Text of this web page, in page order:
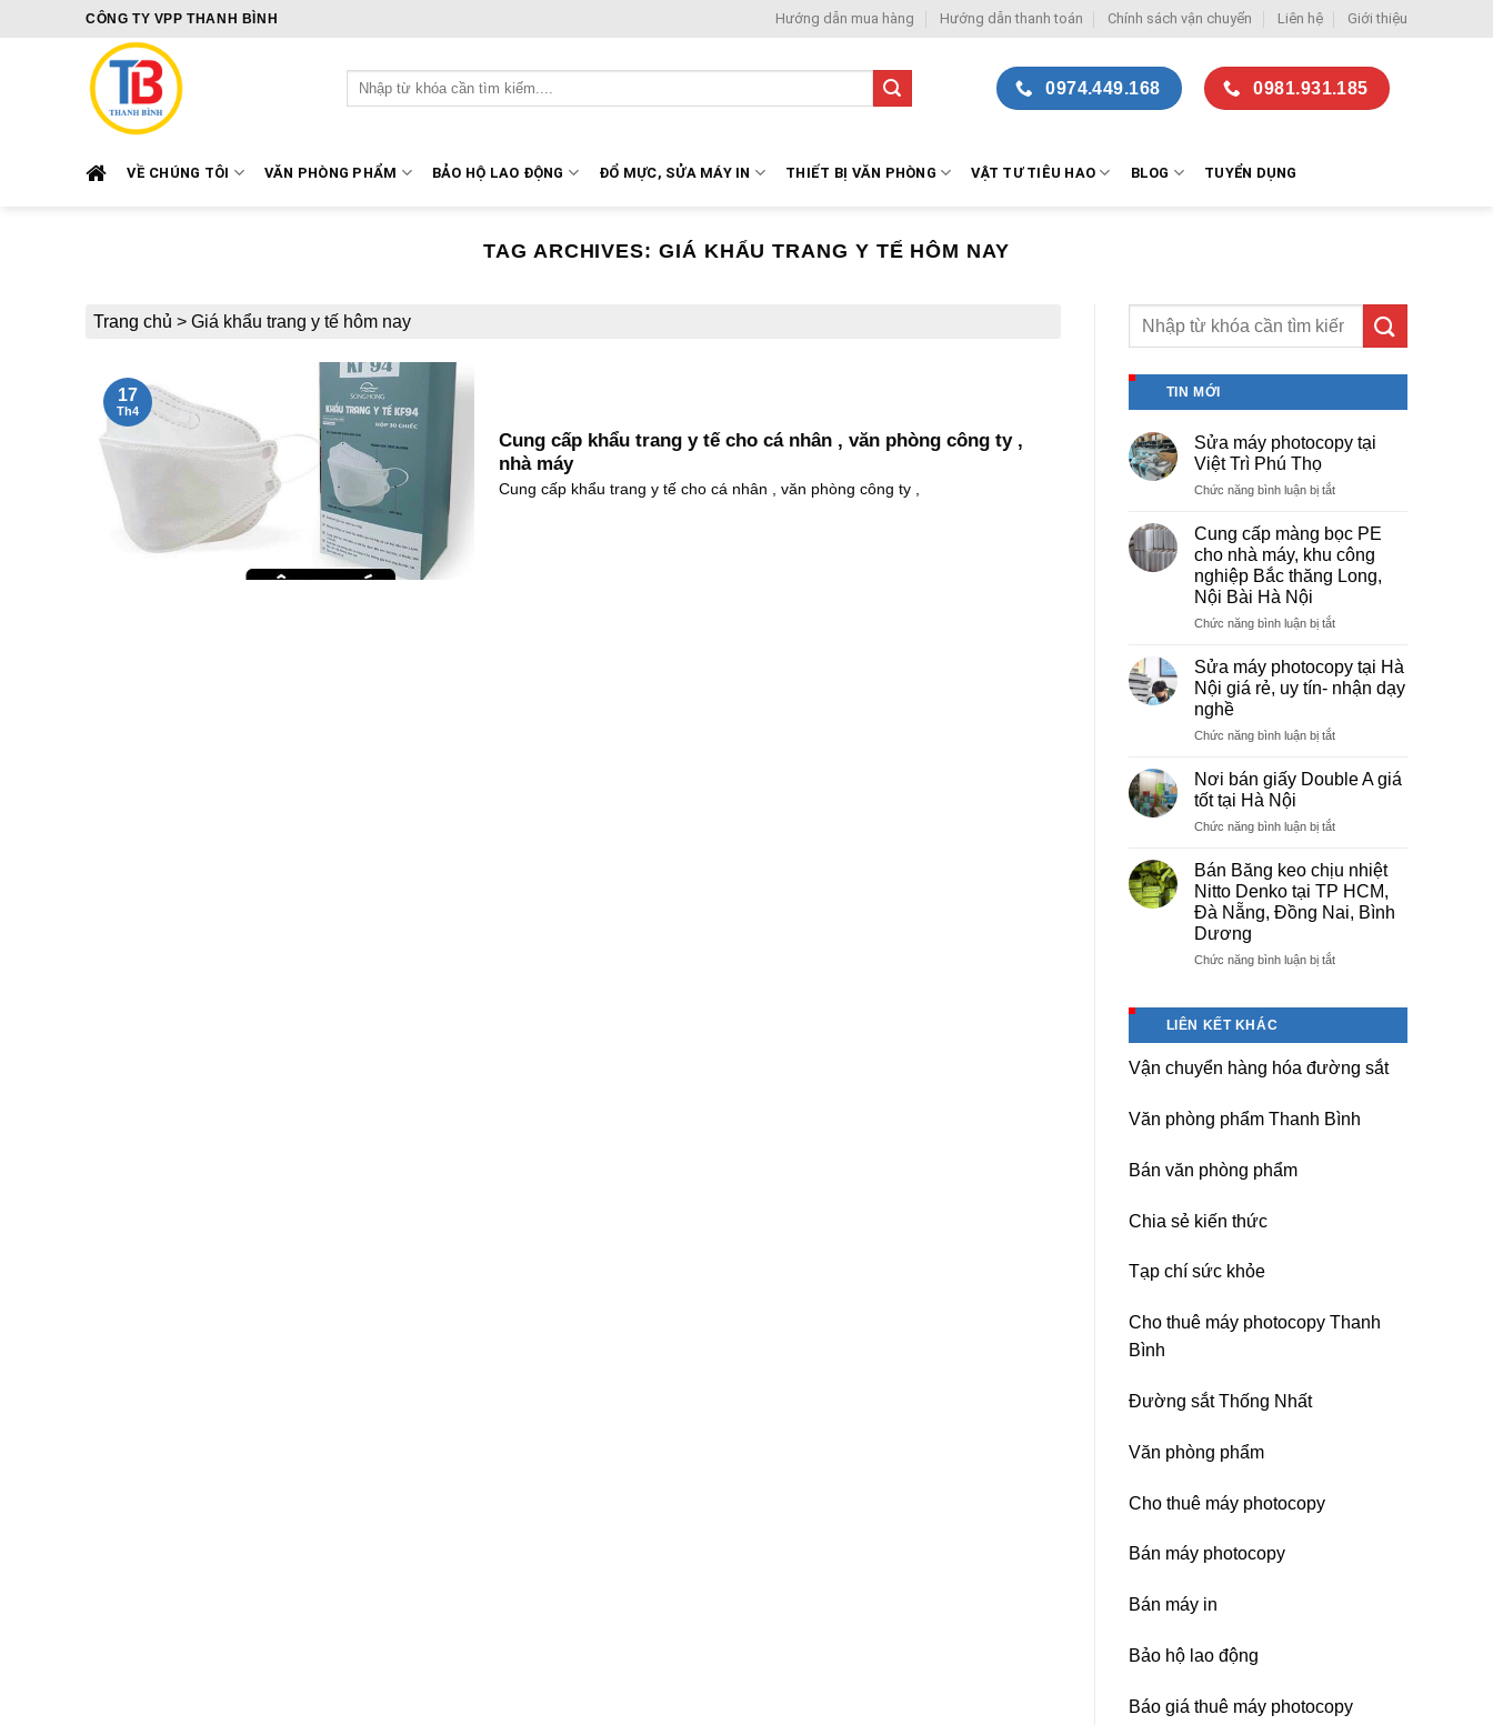
CÔNG TY VPP THANH BÌNH Hướng dẫn mua hàng Hướng dẫn thanh toán Chính sách vận chuyển Liên hệ Giới thiệu
Tìm
kiếm:
0974.449.168 0981.931.185
VỀ CHÚNG TÔI VĂN PHÒNG PHẨM BẢO HỘ LAO ĐỘNG ĐỔ MỰC, SỬA MÁY IN THIẾT BỊ VĂN PHÒNG VẬT TƯ TIÊU HAO BLOG TUYỂN DỤNG
TAG ARCHIVES:GIÁ KHẨU TRANG Y TẾ HÔM NAY
Trang chủ > Giá khẩu trang y tế hôm nay
Cung cấp khẩu trang y tế cho cá nhân , văn phòng công ty ,
nhà máy
Cung cấp khẩu trang y tế cho cá nhân , văn phòng công ty ,
17
Th4
TIN MỚI
Sửa máy photocopy tại
Việt Trì Phú Thọ
Chức năng bình luận bị tắtở
photocopy
tại
Việt
Phú
Cung cấp màng bọc PE
cho nhà máy, khu công
nghiệp Bắc thăng Long,
Nội Bài Hà Nội
Chức năng bình luận bị tắtở
màng
bọc
cho
máy,
nghiệp
thăng
Long,
Nội
Nội
Sửa máy photocopy tại Hà
Nội giá rẻ, uy tín- nhận dạy
nghề
Chức năng bình luận bị tắtở
máy
photocopy
Hà
giá
rẻ,
uy
tín-
dạy
Nơi bán giấy Double A giá
tốt tại Hà Nội
Chức năng bình luận bị tắtở
giấy
Double
A
tốt
Bán Băng keo chịu nhiệt
Nitto Denko tại TP HCM,
Đà Nẵng, Đồng Nai, Bình
Dương
Chức năng bình luận bị tắtở
Nitto
tại
TP
LIÊN KẾT KHÁC
Vận chuyển hàng hóa đường sắt
Văn phòng phẩm Thanh Bình
Bán văn phòng phẩm
Chia sẻ kiến thức
Tạp chí sức khỏe
Cho thuê máy photocopy Thanh
Bình
Đường sắt Thống Nhất
Văn phòng phẩm
Cho thuê máy photocopy
Bán máy photocopy
Bán máy in
Bảo hộ lao động
Báo giá thuê máy photocopy